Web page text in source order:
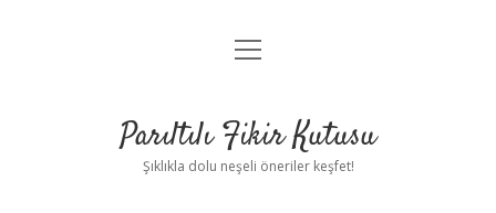
Anasayfa
Yasal Uyarı
menüyü
Parıltılı Fikir Kutusu
Şıklıkla dolu neşeli öneriler keşfet!